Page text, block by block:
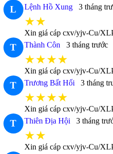
L Lệnh Hồ Xung 3 tháng
★★
Xin giá cáp cxv/yjv-Cu/
T Thành Côn 3 tháng trước
★★★★
Xin giá cáp cxv/yjv-Cu/
T Trương Bất Hối 3 tháng
★★★★
Xin giá cáp cxv/yjv-Cu/
T Thiên Địa Hội 3 tháng
★★
Xin giá cáp cxv/yjv-Cu/